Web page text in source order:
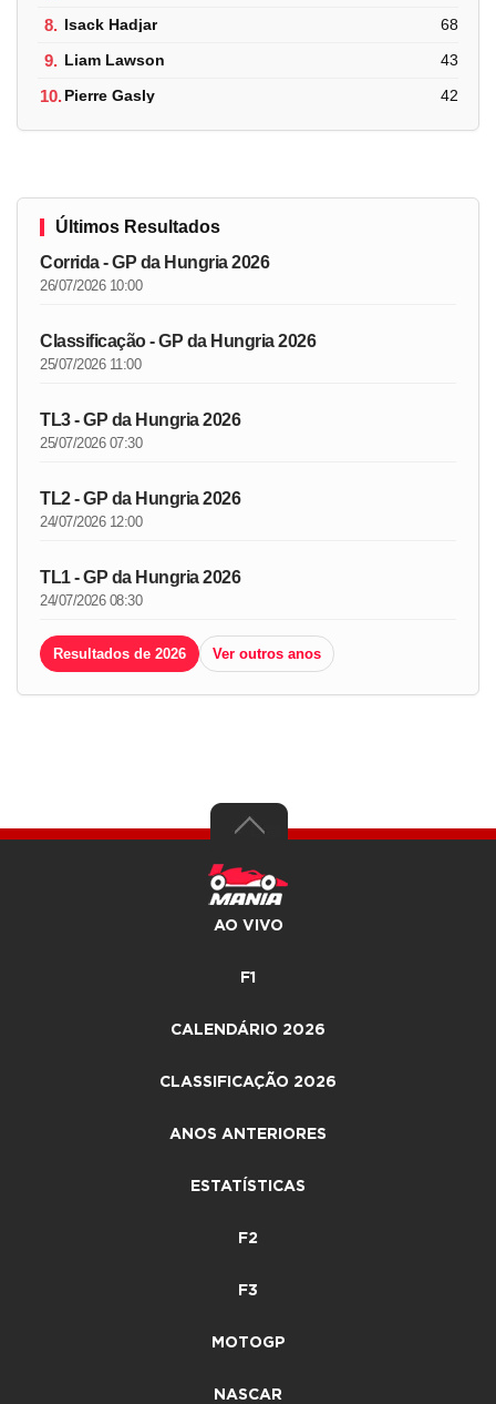
8. Isack Hadjar 68
9. Liam Lawson 43
10.Pierre Gasly 42
Últimos Resultados
Corrida - GP da Hungria 2026
26/07/2026 10:00
Classificação - GP da Hungria 2026
25/07/2026 11:00
TL3 - GP da Hungria 2026
25/07/2026 07:30
TL2 - GP da Hungria 2026
24/07/2026 12:00
TL1 - GP da Hungria 2026
24/07/2026 08:30
Resultados de 2026 Ver outros anos
AO VIVO
F1
CALENDÁRIO 2026
CLASSIFICAÇÃO 2026
ANOS ANTERIORES
ESTATÍSTICAS
F2
F3
MOTOGP
NASCAR